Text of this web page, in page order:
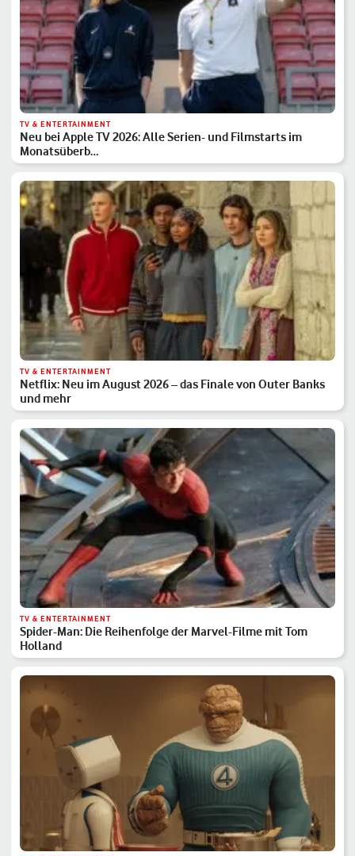
TV & ENTERTAINMENT
Neu bei Apple TV 2026: Alle Serien- und Filmstarts im
Monatsüberb…
TV & ENTERTAINMENT
Netflix: Neu im August 2026 – das Finale von Outer Banks
und mehr
TV & ENTERTAINMENT
Spider-Man: Die Reihenfolge der Marvel-Filme mit Tom
Holland